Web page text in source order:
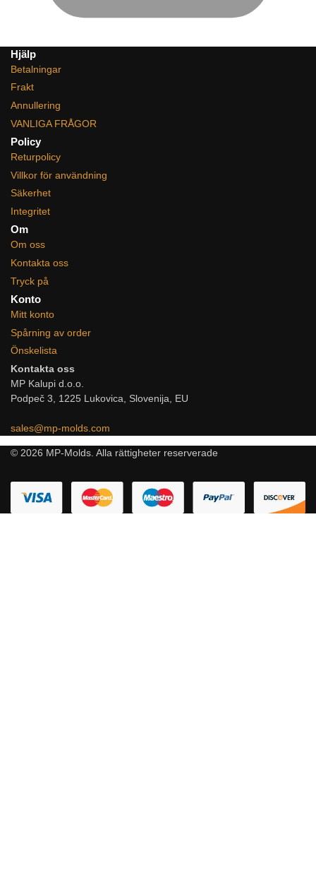
Hjälp
Betalningar
Frakt
Annullering
VANLIGA FRÅGOR
Policy
Returpolicy
Villkor för användning
Säkerhet
Integritet
Om
Om oss
Kontakta oss
Tryck på
Konto
Mitt konto
Spårning av order
Önskelista
Kontakta oss
MP Kalupi d.o.o.
Podpeč 3, 1225 Lukovica, Slovenija, EU
sales@mp-molds.com
© 2026 MP-Molds. Alla rättigheter reserverade